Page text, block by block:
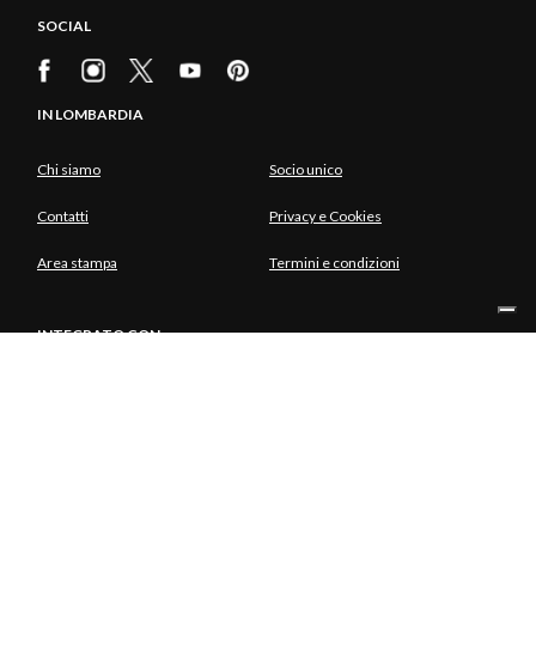
SOCIAL
IN LOMBARDIA
Chi siamo Socio unico
Contatti Privacy e Cookies
Area stampa Termini e condizioni
INTEGRATO CON